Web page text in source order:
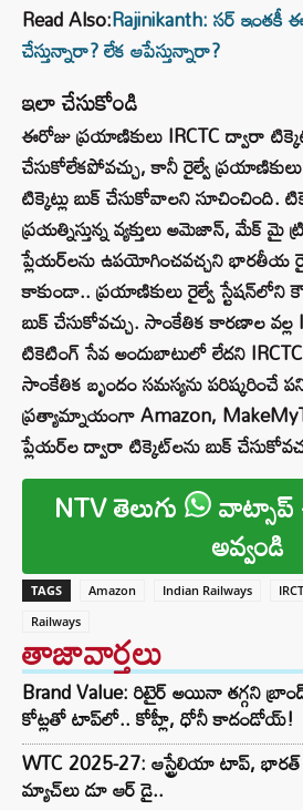
Read Also:Rajinikanth: సర్
చేస్తున్నారా? లేక ఆపేస్తున్నారా?
ఇలా చేసుకోండి
ఈరోజు ప్రయాణికులు IRCTC ద్వారా
చేసుకోలేకపోవచ్చు, కానీ రైల్వే
టిక్కెట్లు బుక్ చేసుకోవాలని సూచించింది.
ప్రయత్నిస్తున్న వ్యక్తులు అమెజాన్, మేక్ మై
ప్లేయర్‌లను ఉపయోగించవచ్చని భారతీయ
కాకుండా.. ప్రయాణికులు రైల్వే స్టేషన్‌లోని
బుక్ చేసుకోవచ్చు. సాంకేతిక కారణాల
టికెటింగ్ సేవ అందుబాటులో లేదని
సాంకేతిక బృందం సమస్యను పరిష్కరించే
ప్రత్యామ్నాయంగా Amazon,
ప్లేయర్‌ల ద్వారా టిక్కెట్‌లను బుక్
NTV తెలుగు వాట్సాప్
అవ్వండి
TAGS Amazon Indian Railways
Railways
తాజావార్తలు
Brand Value: రిటైర్ అయినా తగ్గని
కోట్లతో టాప్‌లో.. కోహ్లీ, ధోనీ కాదండోయ్!
WTC 2025-27: ఆస్ట్రేలియా టాప్,
మ్యాచ్‌లు డూ ఆర్ డై..